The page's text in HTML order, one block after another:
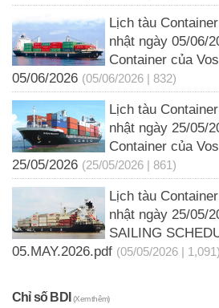
Lịch tàu
nhật ngày 05/06/
Container của
05/06/2026 (05/06/2026 | 832)
Lịch tàu
nhật ngày 25/05/
Container của
25/05/2026 (25/05/2026 | 861)
Lịch tàu
nhật ngày 25/05/
SAILING
05.MAY.2026.pdf (05/05/2026 | 1,091)
Chỉ số BDI(Xem thêm)